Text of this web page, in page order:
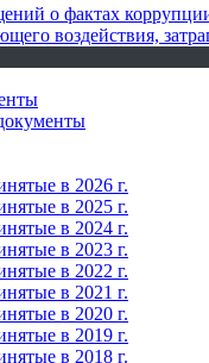
о фактах
воздействия,
в 2026 г.
в 2025 г.
в 2024 г.
в 2023 г.
в 2022 г.
в 2021 г.
в 2020 г.
в 2019 г.
в 2018 г.